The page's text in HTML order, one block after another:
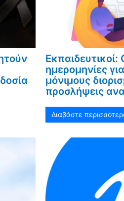
Εκπαιδευτικοί:
ημερομηνίες
μόνιμους
προσλήψεις
Διαβάστε